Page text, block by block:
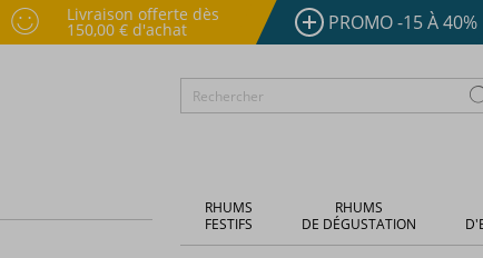
Livraison offerte dès
150,00 € d'achat PROMO -15 À 40%
RHUMS
FESTIFS
RHUMS
DE DÉGUSTATION